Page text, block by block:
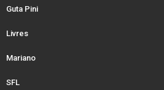
Guta Pini
Livres
Mariano
SFL